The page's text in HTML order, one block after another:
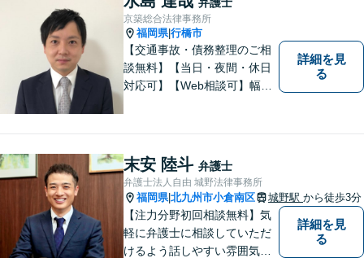
京築総合法律事務所
福岡県|行橋市
【交通事故・債務整理のご相
談無料】【当日・夜間・休日
対応可】【Web相談可】幅広
い。
詳細を見
る
末安 陸斗 弁護士
弁護士法人自由 城野法律事務所
福岡県|北九州市小倉南区 城野駅 から徒歩3分
【注力分野初回相談無料】気
軽に弁護士に相談していただ
けるよう話しやすい雰囲気を
詳細を見
る